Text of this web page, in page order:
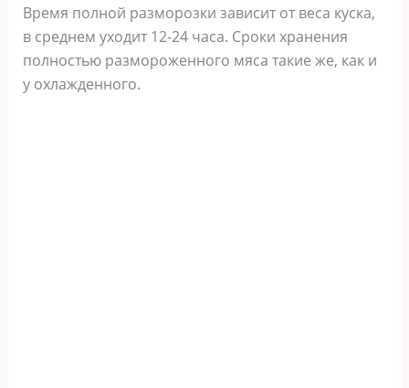
Время полной разморозки зависит от веса куска,
в среднем уходит 12-24 часа. Сроки хранения
полностью размороженного мяса такие же, как и
у охлажденного.